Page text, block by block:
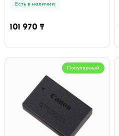
Есть в наличии
101 970 ₸
Популярный